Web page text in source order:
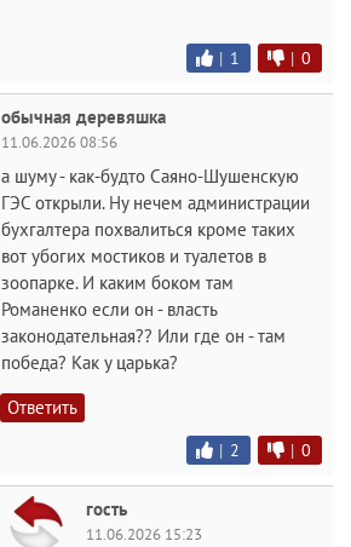
| 1 | 0
обычная деревяшка
11.06.2026 08:56
а шуму - как-будто Саяно-Шушенскую
ГЭС открыли. Ну нечем администрации
бухгалтера похвалиться кроме таких
вот убогих мостиков и туалетов в
зоопарке. И каким боком там
Романенко если он - власть
законодательная?? Или где он - там
победа? Как у царька?
Ответить
| 2 | 0
гость
11.06.2026 15:23